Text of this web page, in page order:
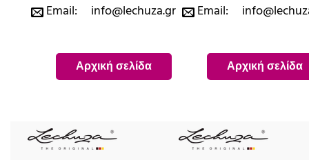
Email: info@lechuza.gr
Αρχική σελίδα
Email:
Αρχική σελίδα